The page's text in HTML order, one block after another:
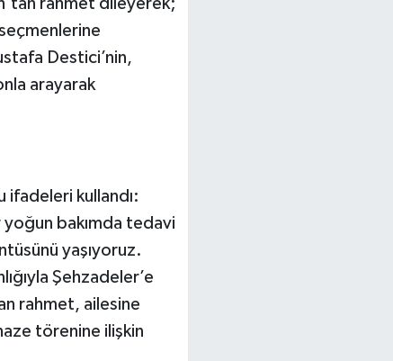
rahmet dileyerek;
Destici’nin,
arayarak
ifadeleri kullandı:
yoğun bakımda tedavi
yaşıyoruz.
Şehzadeler’e
rahmet, ailesine
törenine ilişkin